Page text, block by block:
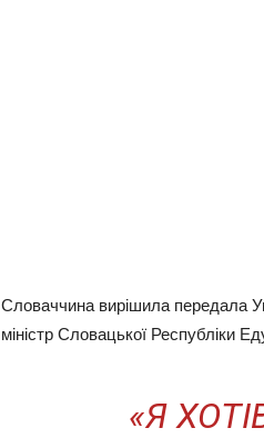
Словаччина вирішила передала
міністр Словацької Республіки
«Я